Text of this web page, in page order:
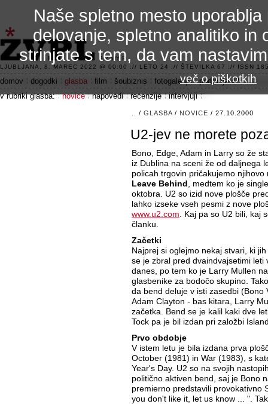
3.2 alfa R
LJUBLJANA, 8. MAREC 2022 @ 00:00 :// LETO 24 :// ŠTEVILKA 67 :// ISSN
domov dogodki glasba film šoubiznis fotogalerije
področje 42
v rubriki glasba:
novice napovedi recenzije intervjuji
/ GLASBA / NOVICE / 27.10.2000
U2-jev ne morete
Bono, Edge, Adam in Larry so že
iz Dublina na sceni že od daljnega
policah trgovin pričakujemo
Leave Behind , medtem ko je
oktobra. U2 so izid nove plošče
lahko izseke vseh pesmi z nove
www.u2.com. Kaj pa so U2 bili, kaj
članku.
Začetki
Najprej si oglejmo nekaj stvari, ki
se je zbral pred dvaindvajsetimi leti
danes, po tem ko je Larry Mullen
glasbenike za bodočo skupino.
da bend deluje v isti zasedbi (Bono
Adam Clayton - bas kitara, Larry
začetka. Bend se je kalil kaki dve
Tock pa je bil izdan pri založbi
Prvo obdobje
V istem letu je bila izdana prva
October (1981) in War (1983), s
Year's Day. U2 so na svojih
politično aktiven bend, saj je Bono
premierno predstavili provokativno
you don't like it, let us know ... ".
Naše spletno mesto
delovanje, spletno analitiko in
strinjate s tem, da vam
več o piškotkih